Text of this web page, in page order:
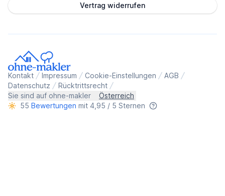
Vertrag widerrufen
Kontakt Impressum Cookie-Einstellungen
AGB
Datenschutz
Rücktrittsrecht
Sie sind auf ohne-makler
Österreich
55 Bewertungen mit 4,95 / 5 Sternen